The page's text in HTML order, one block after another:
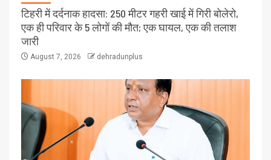
टिहरी में दर्दनाक हादसा: 250 मीटर गहरी खाई में गिरी बोलेरो,
एक ही परिवार के 5 लोगों की मौत; एक घायल, एक की तलाश
जारी
August 7, 2026 dehradunplus